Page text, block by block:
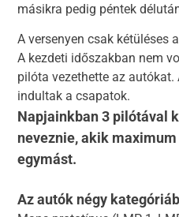
másikra pedig péntek
A versenyen csak kétüléses
A kezdeti időszakban nem
pilóta vezethette az
indultak a csapatok.
Napjainkban 3 pilótával
neveznie, akik
egymást.
Az autók négy